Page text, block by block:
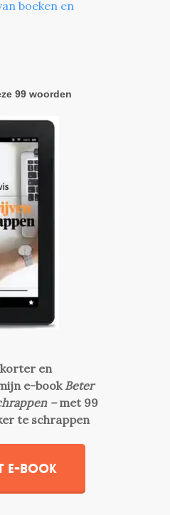
boeken en
99 woorden
en
e-bookBeter
–met 99
te schrappen
e-book